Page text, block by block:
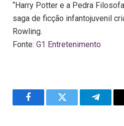
“Harry Potter e a Pedra
saga de ficção infantojuvenil
Rowling.
Fonte: G1 Entretenimento
FacebookTwitter